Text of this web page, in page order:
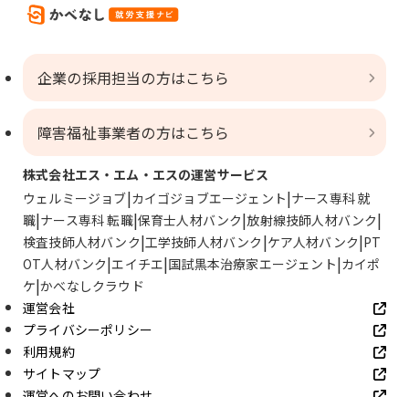
企業の採用担当の方はこちら
障害福祉事業者の方はこちら
株式会社エス・エム・エスの運営サービス
ウェルミージョブ カイゴジョブエージェント ナース専科 就
職 ナース専科 転職 保育士人材バンク 放射線技師人材バンク
検査技師人材バンク 工学技師人材バンク ケア人材バンク PT
OT人材バンク エイチエ 国試黒本治療家エージェント カイポ
ケ かべなしクラウド
運営会社
プライバシーポリシー
利用規約
サイトマップ